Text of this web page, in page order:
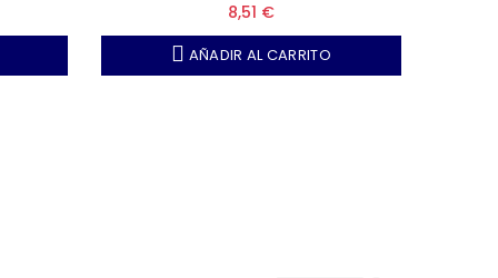
8,51 €
AÑADIR AL CARRITO